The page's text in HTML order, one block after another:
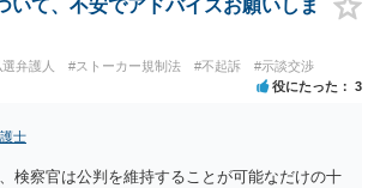
は通常しません。 ④について、示談をされたいと
護士に依頼され、弁護士を通じて警察に対し、
てもらえないかとお願いする方法があります。
害者の意向次第ですが、「加害者」本人に被害
うのはなかなか応じてもらうのは難しいです
どと条件を付けることで応じていただける可能
まえて、お近くの弁護士事務所にご相談されて
いて、不安でアドバイスお願いしま
弁護人 #ストーカー規制法 #不起訴 #示談交渉
役にたった 3
士
検察官は公判を維持することが可能なだけの十